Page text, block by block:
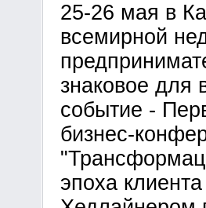
25-26 мая в
всемирной
знаковое для
событие -
бизнес-
эпоха